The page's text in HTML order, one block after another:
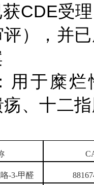
CDE受
），并
用于糜烂
、十二
-3-甲醛